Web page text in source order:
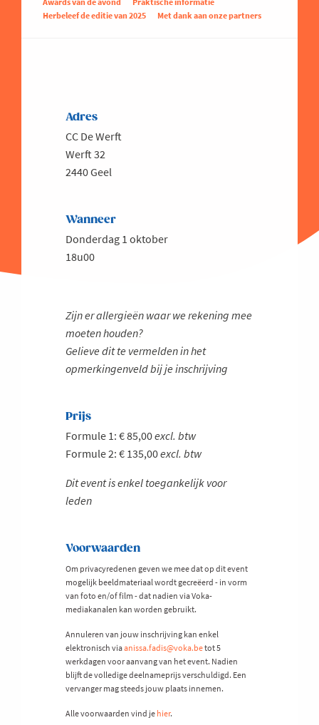
Herbeleef de editie van 2025
Met dank aan onze partners
Adres
CC De Werft
Werft 32
2440 Geel
Wanneer
Donderdag 1 oktober
18u00
Zijn er allergieën waar we rekening mee
moeten houden?
Gelieve dit te vermelden in het
opmerkingenveld bij je inschrijving
Prijs
Formule 1: € 85,00excl. btw
Formule 2: € 135,00excl. btw
Dit event is enkel toegankelijk voor
leden
Voorwaarden
Om privacyredenen geven we mee dat op dit event
mogelijk beeldmateriaal wordt gecreëerd - in vorm
van foto en/of film - dat nadien via Voka-
mediakanalen kan worden gebruikt.
Annuleren van jouw inschrijving kan enkel
elektronisch viaanissa.fadis@voka.betot 5
werkdagen voor aanvang van het event. Nadien
blijft de volledige deelnameprijs verschuldigd. Een
vervanger mag steeds jouw plaats innemen.
Alle voorwaarden vind je hier.